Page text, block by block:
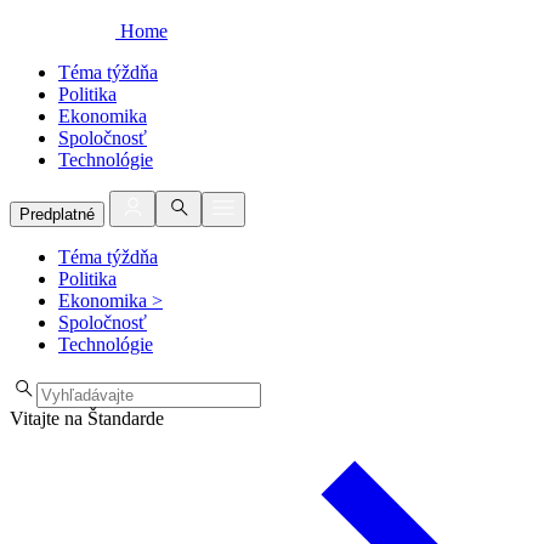
Home
Téma týždňa
Politika
Ekonomika
Spoločnosť
Technológie
Predplatné
Téma týždňa
Politika
Ekonomika >
Spoločnosť
Technológie
Vitajte na Štandarde